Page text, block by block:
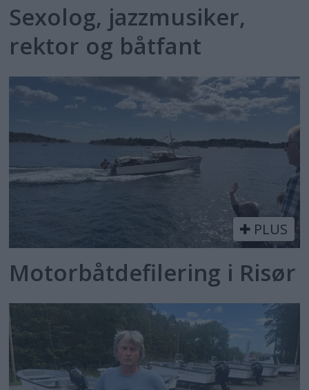
Sexolog, jazzmusiker,
rektor og båtfant
PLUS
Motorbåtdefilering i Risør